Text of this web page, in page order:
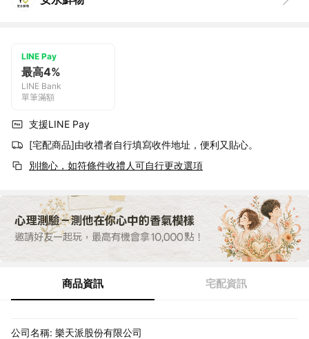
LINE Pay
最高4%
LINE Bank
單筆滿額
支援LINE Pay
[宅配商品]由收禮者自行填寫收件地址，便利又貼心。
別擔心，如符條件收禮人可自行更改選項
商品資訊 宅配資訊
公司名稱: 樂天派股份有限公司